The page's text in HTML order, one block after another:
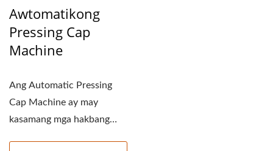
Awtomatikong
Pressing Cap
Machine
Ang Automatic Pressing
Cap Machine ay may
kasamang mga hakbang